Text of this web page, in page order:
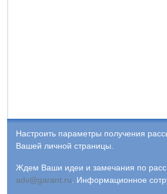
Настроить параметры получения
Вашей личной страницы.
Ждем Ваши идеи и замечания по
adv@garant.ru
Информационное